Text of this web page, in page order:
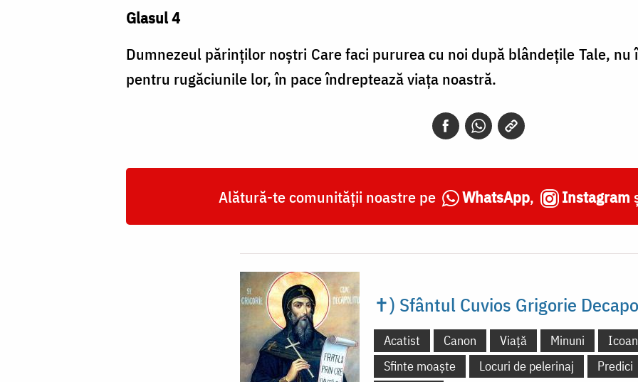
Glasul 4
Dumnezeul părinţilor noştri Care faci pururea cu noi după blândeţile Tale, nu
pentru rugăciunile lor, în pace îndreptează viaţa noastră.
Alătură-te comunității noastre pe WhatsApp, Instagram
✝) Sfântul Cuvios Grigorie
Acatist Canon Viață Minuni
Sfinte moaște
Locuri de pelerinaj
Predici